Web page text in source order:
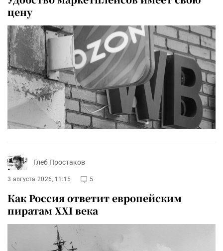
цену
Глеб Простаков
3 августа 2026, 11:15 5
Как Россия ответит европейским
пиратам XXI века